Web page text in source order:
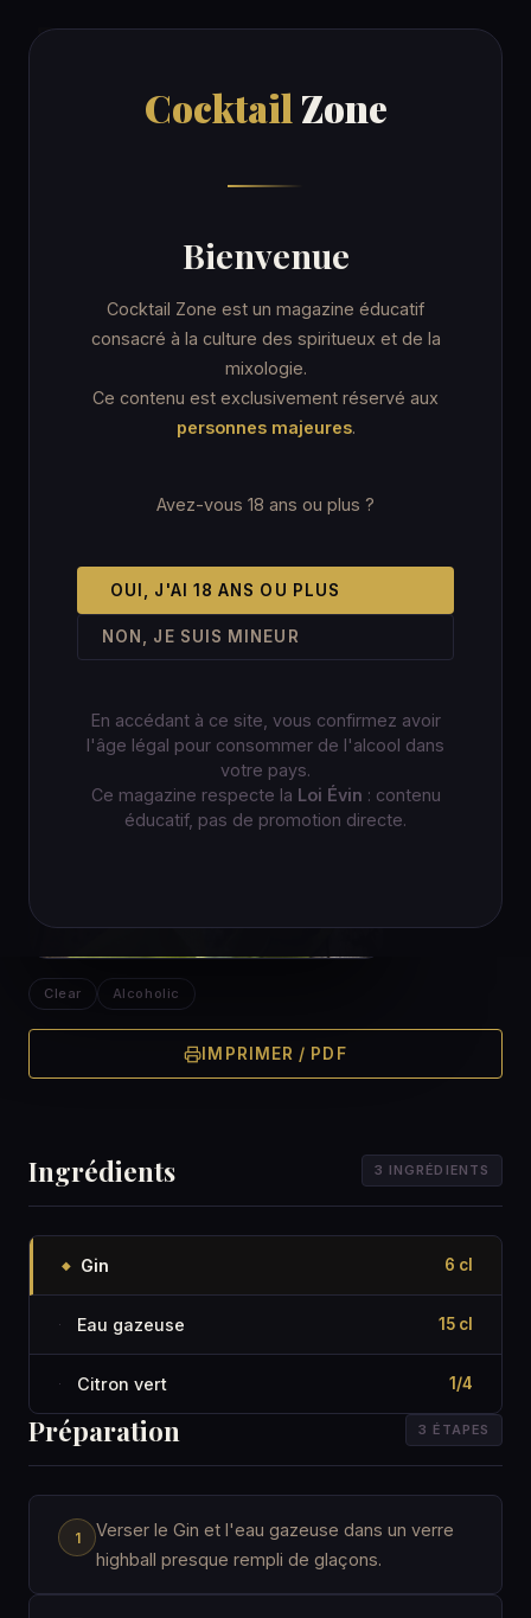
Cocktail Zone
Bienvenue
Cocktail Zone est un magazine éducatif
consacré à la culture des spiritueux et de la
mixologie.
Ce contenu est exclusivement réservé aux
personnes majeures.
Avez-vous 18 ans ou plus ?
OUI, J'AI 18 ANS OU PLUS
NON, JE SUIS MINEUR
En accédant à ce site, vous confirmez avoir
l'âge légal pour consommer de l'alcool dans
votre pays.
Ce magazine respecte la Loi Évin : contenu
éducatif, pas de promotion directe.
CocktailZone
Gin and Soda
7 min Verre highball ★☆☆ Facile
Clear Alcoholic
IMPRIMER / PDF
Ingrédients 3 INGRÉDIENTS
◆ Gin 6 cl
· Eau gazeuse 15 cl
· Citron vert 1/4
Préparation 3 ÉTAPES
Verser le Gin et l'eau gazeuse dans un verre
highball presque rempli de glaçons.